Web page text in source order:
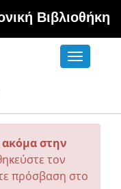
Βιβλιοθήκη
Toggle
ακόμα στην
τον
πρόσβαση στο